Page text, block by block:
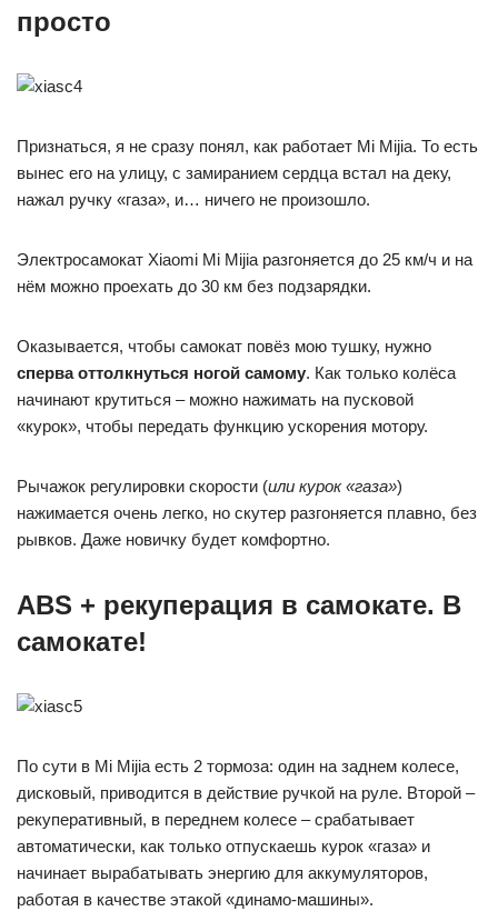
просто
Признаться, я не сразу понял, как работает Mi Mijia. То есть
вынес его на улицу, с замиранием сердца встал на деку,
нажал ручку «газа», и… ничего не произошло.
Электросамокат Xiaomi Mi Mijia разгоняется до 25 км/ч и на
нём можно проехать до 30 км без подзарядки.
Оказывается, чтобы самокат повёз мою тушку, нужно
сперва оттолкнуться ногой самому. Как только колёса
начинают крутиться – можно нажимать на пусковой
«курок», чтобы передать функцию ускорения мотору.
Рычажок регулировки скорости (или курок «газа»)
нажимается очень легко, но скутер разгоняется плавно, без
рывков. Даже новичку будет комфортно.
ABS + рекуперация в самокате. В
самокате!
По сути в Mi Mijia есть 2 тормоза: один на заднем колесе,
дисковый, приводится в действие ручкой на руле. Второй –
рекуперативный, в переднем колесе – срабатывает
автоматически, как только отпускаешь курок «газа» и
начинает вырабатывать энергию для аккумуляторов,
работая в качестве этакой «динамо-машины».